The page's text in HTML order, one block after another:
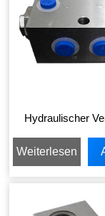
Hydraulischer
Weiterlesen